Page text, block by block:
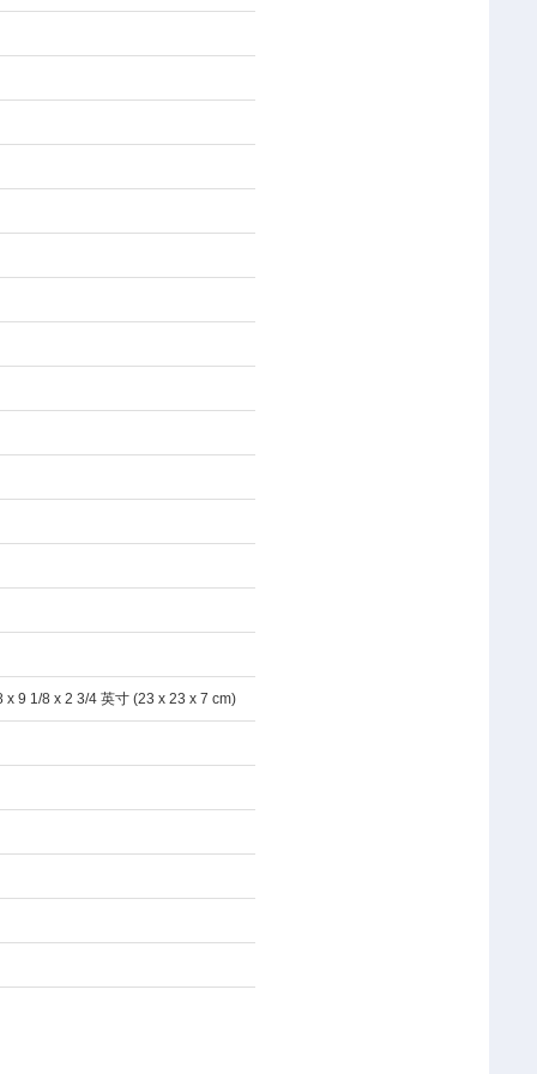
9 1/8 x 2 3/4 英寸 (23 x 23 x 7 cm)